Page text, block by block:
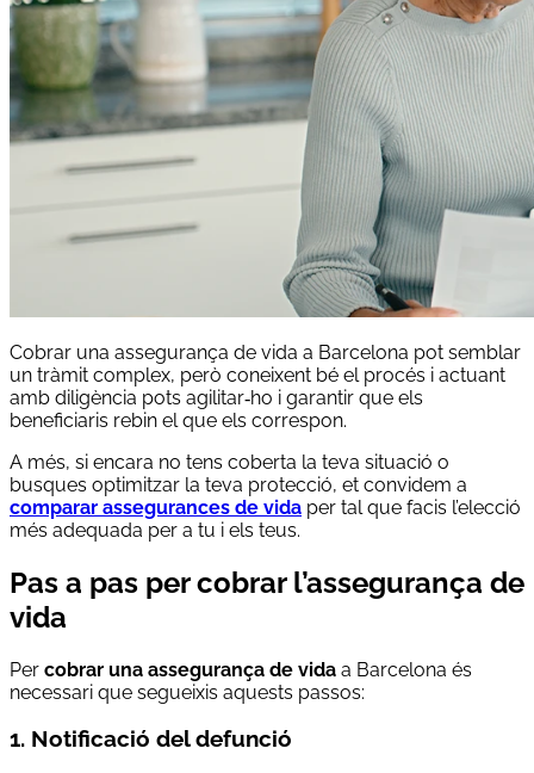
Cobrar una assegurança de vida a Barcelona pot semblar
un tràmit complex, però coneixent bé el procés i actuant
amb diligència pots agilitar‑ho i garantir que els
beneficiaris rebin el que els correspon.
A més, si encara no tens coberta la teva situació o
busques optimitzar la teva protecció, et convidem a
comparar assegurances de vida per tal que facis l’elecció
més adequada per a tu i els teus.
Pas a pas per cobrar l’assegurança de
vida
Per cobrar una assegurança de vida a Barcelona és
necessari que segueixis aquests passos:
1. Notificació del defunció